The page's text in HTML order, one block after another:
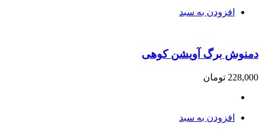
افزودن به سبد
دمنوش برگ آویشن کوهی
228,000 تومان
افزودن به سبد